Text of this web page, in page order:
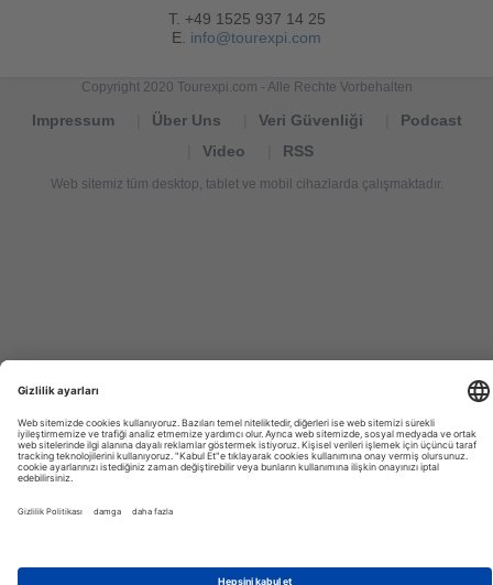
T. +49 1525 937 14 25
E. info@tourexpi.com
Copyright 2020 Tourexpi.com - Alle Rechte Vorbehalten
Impressum Über Uns Veri Güvenliği
Podcast
Video
RSS
Web sitemiz tüm desktop, tablet ve mobil cihazlarda çalışmaktadır.
de
Nachrichten,
новости
туризма,
tourism